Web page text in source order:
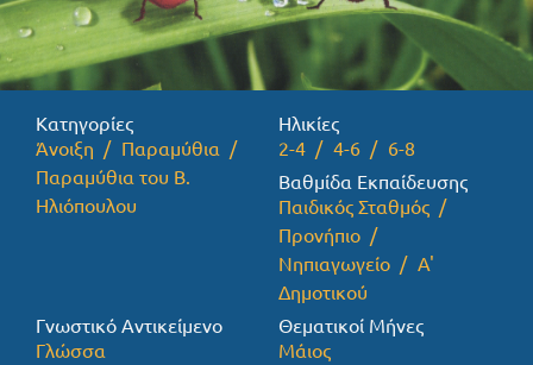
Τεύχη Περιοδικών
Προσφορές
Κατηγορίες
Άνοιξη
Παραμύθια
Παραμύθια του Β.
Ηλιόπουλου
Ηλικίες
2-4
4-6
6-8
Βαθμίδα Εκπαίδευσης
Παιδικός Σταθμός
Προνήπιο
Νηπιαγωγείο
Α'
Δημοτικού
Γνωστικό Αντικείμενο
Γλώσσα
Θεματικοί Μήνες
Μάιος